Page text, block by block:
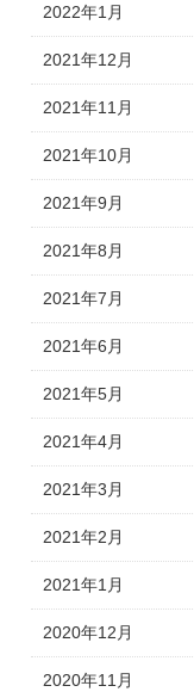
2022年1月
2021年12月
2021年11月
2021年10月
2021年9月
2021年8月
2021年7月
2021年6月
2021年5月
2021年4月
2021年3月
2021年2月
2021年1月
2020年12月
2020年11月